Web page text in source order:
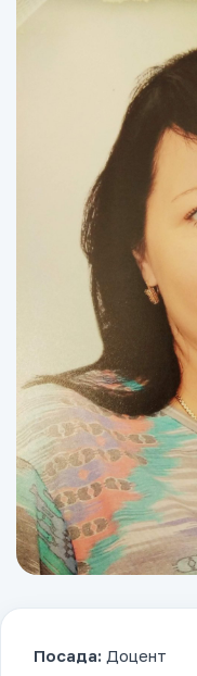
Посада: Доцент